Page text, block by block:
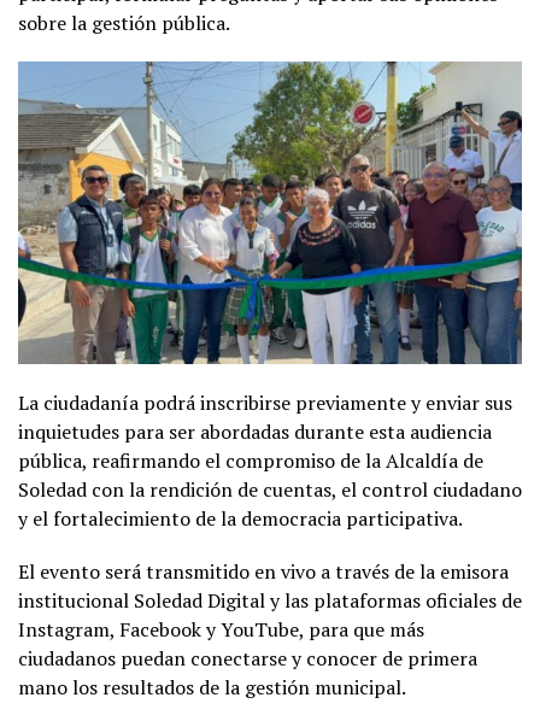
sobre la gestión pública.
La ciudadanía podrá inscribirse previamente y enviar sus
inquietudes para ser abordadas durante esta audiencia
pública, reafirmando el compromiso de la Alcaldía de
Soledad con la rendición de cuentas, el control ciudadano
y el fortalecimiento de la democracia participativa.
El evento será transmitido en vivo a través de la emisora
institucional Soledad Digital y las plataformas oficiales de
Instagram, Facebook y YouTube, para que más
ciudadanos puedan conectarse y conocer de primera
mano los resultados de la gestión municipal.